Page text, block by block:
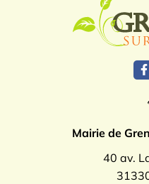
Mairie de
40 av.